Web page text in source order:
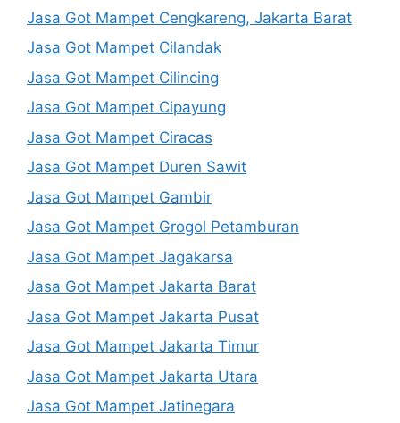
Jasa Got Mampet Cengkareng, Jakarta Barat
Jasa Got Mampet Cilandak
Jasa Got Mampet Cilincing
Jasa Got Mampet Cipayung
Jasa Got Mampet Ciracas
Jasa Got Mampet Duren Sawit
Jasa Got Mampet Gambir
Jasa Got Mampet Grogol Petamburan
Jasa Got Mampet Jagakarsa
Jasa Got Mampet Jakarta Barat
Jasa Got Mampet Jakarta Pusat
Jasa Got Mampet Jakarta Timur
Jasa Got Mampet Jakarta Utara
Jasa Got Mampet Jatinegara